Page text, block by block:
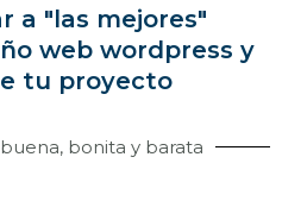
a "las mejores"
web wordpress y
tu proyecto
bonita y barata